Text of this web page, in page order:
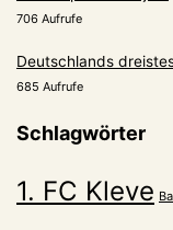
706 Aufrufe
Deutschlands
685 Aufrufe
Schlagwörter
1. FC Kleve